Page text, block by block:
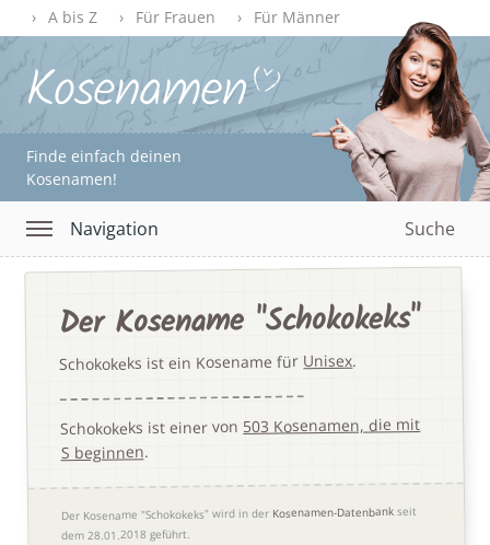
A bis Z Für Frauen Für Männer
Finde einfach deinen
Kosenamen!
Navigation Suche
Der Kosename "Schokokeks"
Schokokeks ist ein Kosename fürUnisex.
Schokokeks ist einer von 503 Kosenamen, die mit
S beginnen.
Der Kosename "Schokokeks" wird in der Kosenamen-Datenbank seit
dem 28.01.2018 geführt.